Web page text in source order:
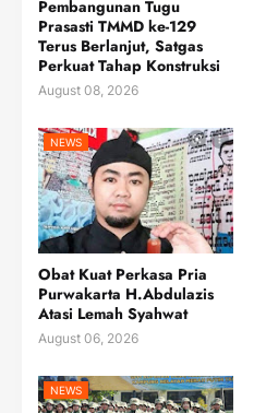
Pembangunan Tugu
Prasasti TMMD ke-129
Terus Berlanjut, Satgas
Perkuat Tahap Konstruksi
August 08, 2026
NEWS
Obat Kuat Perkasa Pria
Purwakarta H.Abdulazis
Atasi Lemah Syahwat
August 06, 2026
NEWS